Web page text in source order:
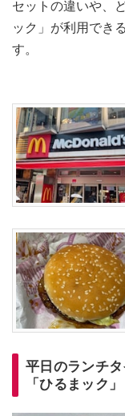
セットの違いや、
ック」が利用でき
す。
平日のランチ
「ひるまック」